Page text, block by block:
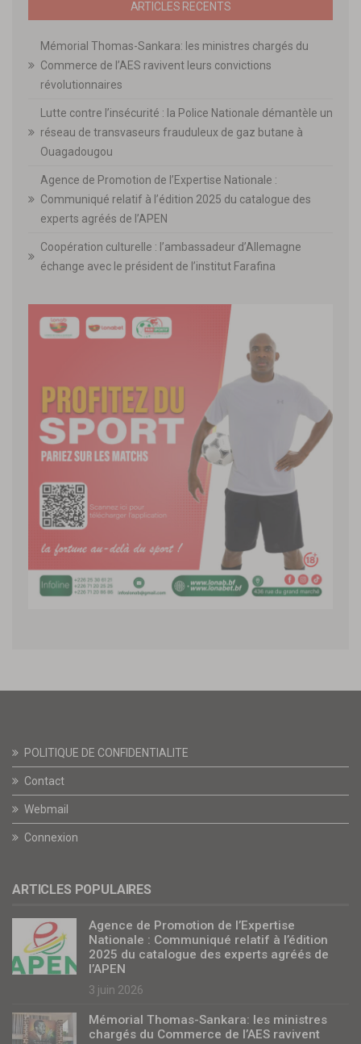
ARTICLES RECENTS
Mémorial Thomas-Sankara: les ministres chargés du
Commerce de l’AES ravivent leurs convictions
révolutionnaires
Lutte contre l’insécurité : la Police Nationale démantèle un
réseau de transvaseurs frauduleux de gaz butane à
Ouagadougou
Agence de Promotion de l’Expertise Nationale :
Communiqué relatif à l’édition 2025 du catalogue des
experts agréés de l’APEN
Coopération culturelle : l’ambassadeur d’Allemagne
échange avec le président de l’institut Farafina
POLITIQUE DE CONFIDENTIALITE
Contact
Webmail
Connexion
ARTICLES POPULAIRES
Agence de Promotion de l’Expertise
Nationale : Communiqué relatif à l’édition
2025 du catalogue des experts agréés de
l’APEN
3 juin 2026
Mémorial Thomas-Sankara: les ministres
chargés du Commerce de l’AES ravivent